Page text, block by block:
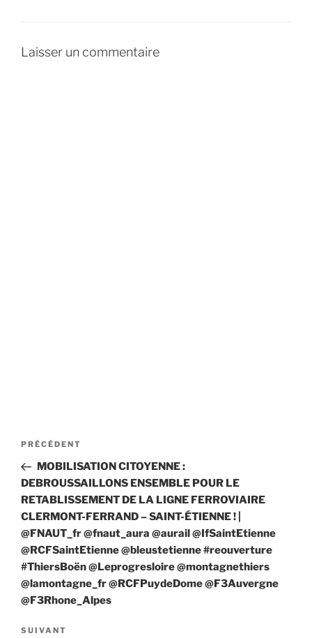
Laisser un commentaire
Navigation
l’article
Article
précédent
PRÉCÉDENT
MOBILISATION CITOYENNE :
DEBROUSSAILLONS ENSEMBLE POUR LE
RETABLISSEMENT DE LA LIGNE FERROVIAIRE
CLERMONT-FERRAND – SAINT-ÉTIENNE ! |
@FNAUT_fr @fnaut_aura @aurail @IfSaintEtienne
@RCFSaintEtienne @bleustetienne #reouverture
#ThiersBoën @Leprogresloire @montagnethiers
@lamontagne_fr @RCFPuydeDome @F3Auvergne
@F3Rhone_Alpes
Article
SUIVANT